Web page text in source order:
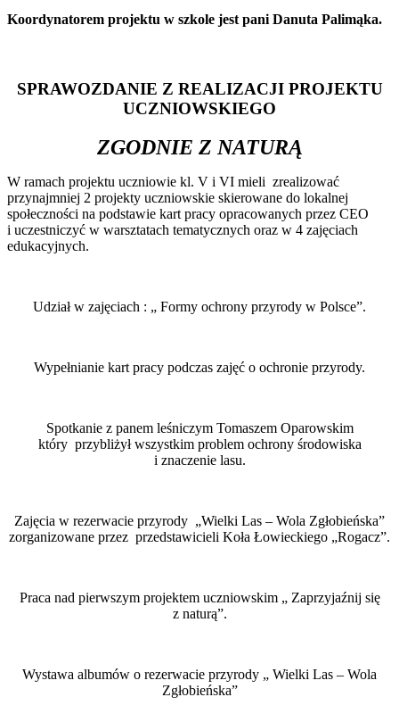
Koordynatorem projektu w szkole jest pani Danuta Palimąka.
SPRAWOZDANIE Z REALIZACJI PROJEKTU
UCZNIOWSKIEGO
ZGODNIE Z NATURĄ
W ramach projektu uczniowie kl. V i VI mieli zrealizować
przynajmniej 2 projekty uczniowskie skierowane do lokalnej
społeczności na podstawie kart pracy opracowanych przez CEO
i uczestniczyć w warsztatach tematycznych oraz w 4 zajęciach
edukacyjnych.
Udział w zajęciach : „ Formy ochrony przyrody w Polsce”.
Wypełnianie kart pracy podczas zajęć o ochronie przyrody.
Spotkanie z panem leśniczym Tomaszem Oparowskim
który przybliżył wszystkim problem ochrony środowiska
i znaczenie lasu.
Zajęcia w rezerwacie przyrody „Wielki Las – Wola Zgłobieńska”
zorganizowane przez przedstawicieli Koła Łowieckiego „Rogacz”.
Praca nad pierwszym projektem uczniowskim „ Zaprzyjaźnij się
z naturą”.
Wystawa albumów o rezerwacie przyrody „ Wielki Las – Wola
Zgłobieńska”